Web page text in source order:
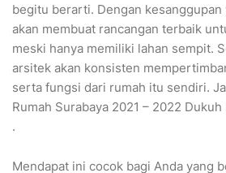
begitu berarti. Dengan
akan membuat rancangan terbaik
meski hanya memiliki lahan sempit.
arsitek akan konsisten
serta fungsi dari rumah itu sendiri.
Rumah Surabaya 2021 – 2022 Dukuh
.
Mendapat ini cocok bagi Anda yang